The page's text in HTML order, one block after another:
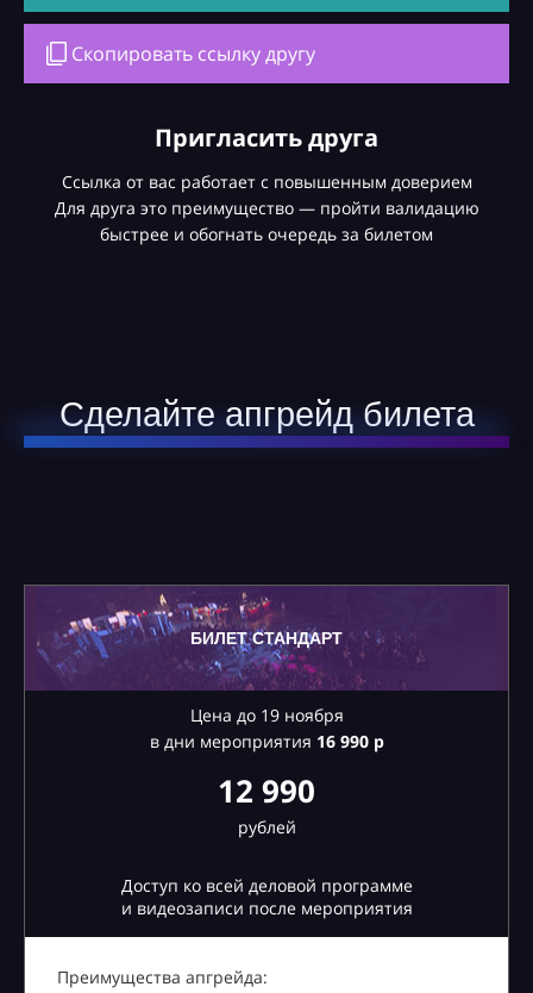
Скопировать ссылку другу
Пригласить друга
Ссылка от вас работает с повышенным доверием
Для друга это преимущество — пройти валидацию
быстрее и обогнать очередь за билетом
Сделайте апгрейд билета
БИЛЕТ СТАНДАРТ
Цена до 19 ноября
в дни мероприятия 16990 р
12 990
рублей
Доступ ко всей деловой программе
и видеозаписи после мероприятия
Преимущества апгрейда: